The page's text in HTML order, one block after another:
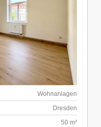
Wohnanlagen
Dresden
50 m²